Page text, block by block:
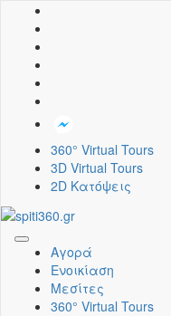
360° Virtual Tours
3D Virtual Tours
2D Κατόψεις
Toggle
navigation
Αγορά
Ενοικίαση
Μεσίτες
360° Virtual Tours